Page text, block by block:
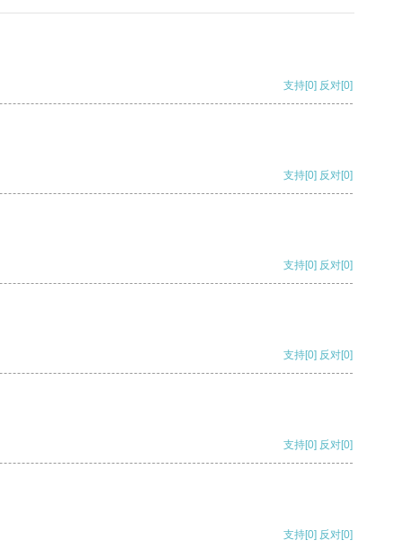
支持[0] 反对[0]
支持[0] 反对[0]
支持[0] 反对[0]
支持[0] 反对[0]
支持[0] 反对[0]
支持[0] 反对[0]